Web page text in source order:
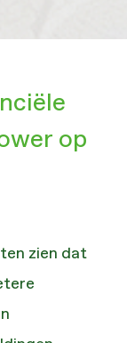
op
zien dat